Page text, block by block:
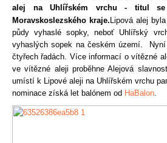
alej na Uhl ířském vrchu - titul
Moravskoslezského kraje. Lipová alej
půdy vyhaslé sopky, neboť Uhlířský
vyhaslých sopek na českém území.
čtyřech řadách. Více informací o vítězné
ve vítězné aleji proběhne Alejová
umístí k Lipové aleji na Uhlířském vrchu
nominace získá let balónem od HaBalon.